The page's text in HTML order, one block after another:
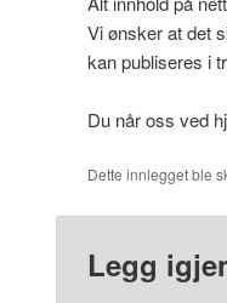
Vi ønsker at det
kan publiseres i
Du når oss ved
Dette innlegget ble
Legg